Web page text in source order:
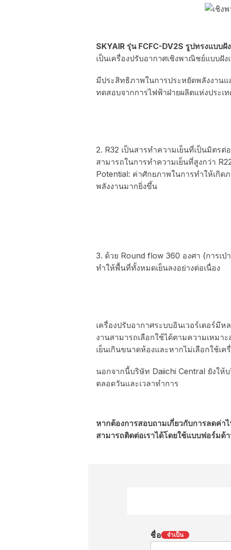
SKYAIR รุ่น FCFC-DV2S รูปทรงแบบฝั
เป็นเครื่องปรับอากาศเชิงพาณิชย์แบบฝั
มีประสิทธิภาพในการประหยัดพลังงานแ
ทดสอบจากการไฟฟ้าฝ่ายผลิตแห่งประเ
2. R32 เป็นสารทำความเย็นที่เป็นมิตร
สามารถในการทำความเย็นที่สูงกว่า
Potential: ค่าศักยภาพในการทำให้เกิด
พลังงานมากยิ่งขึ้น
3. ด้วย Round flow 360 องศา (การเ
ทำให้พื้นที่ทั้งหมดเย็นลงอย่างต่อเนื่อง
เครื่องปรับอากาศระบบอินเวอร์เตอร์มี
งานสามารถเลือกใช้ได้ตามความเหมา
เย็นเกินขนาดห้องและหากไม่เลือกใช้เ
นอกจากนี้บริษัท Daiichi Central ยังให้บ
ตลอดวันและเวลาทำการ
หากต้องการสอบถามเกี่ยวกับการลดค่า
สามารถติดต่อเราได้โดยใช้แบบฟอร์มด้
ชื่อ จำเป็น